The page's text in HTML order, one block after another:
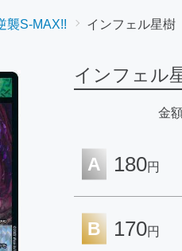
S-MAX!! インフェル星樹
インフェル
金
A 180円
B 170円